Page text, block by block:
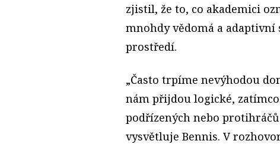
zjistil, že to, co akademici
mnohdy vědomá a
prostředí.
„Často trpíme nevýhodou
nám přijdou logické, zatímco
podřízených nebo protihráčů
vysvětluje Bennis. V